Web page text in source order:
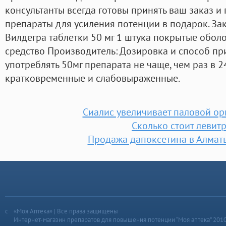
консультанты всегда готовы принять ваш заказ
препараты для усиления потенции в подарок.
Вилдегра таблетки 50 мг 1 штука покрытые
средство Производитель: Дозировка и способ
употреблять 50мг препарата не чаще, чем раз в
кратковременные и слабовыраженные.
Сиалис увеличивает паловой
Сколько стоит
Продажа дапоксетина в
«Моя Аптека» | Все права защищены
Интернет-магазин препаратов для повышения потенции “Моя аптека”